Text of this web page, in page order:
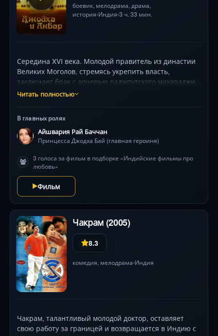
боевик, мелодрама, драма,
история•Индия•3 ч. 33 мин.
Середина XVI века. Молодой правитель из династии
Великих Моголов, стремясь укрепить власть,
заключает брак с дочерью раджпутского махараджи.
Гордая красавица соглашается лишь при условии:
игра — между принуждением и свободой, долгом и
чувством. За каждым шагом невесты следят враги,
готовые использовать религию как оружие, а её
ли они защитить зарождающуюся любовь от яда
Фильм покоряет масштабными битвами на слонах,
изысканными костюмами (лауреат Национальной
кинопремии) и музыкой А.Р. Рахмана. В ролях —
иконы Болливуда, чья химия создаёт неповторимое
напряжение .
Читать полностью
В главных ролях
Айшвария Рай Баччан
Принцесса Джодха Бай (главная героиня)
3 голоса за фильм в подборке «Индийские фильмы про
любовь»
Фильм
Чакрам (2005)
8.3
комедия, мелодрама•Индия
Чакрам, талантливый молодой доктор, оставляет
свою работу за границей и возвращается в Индию с